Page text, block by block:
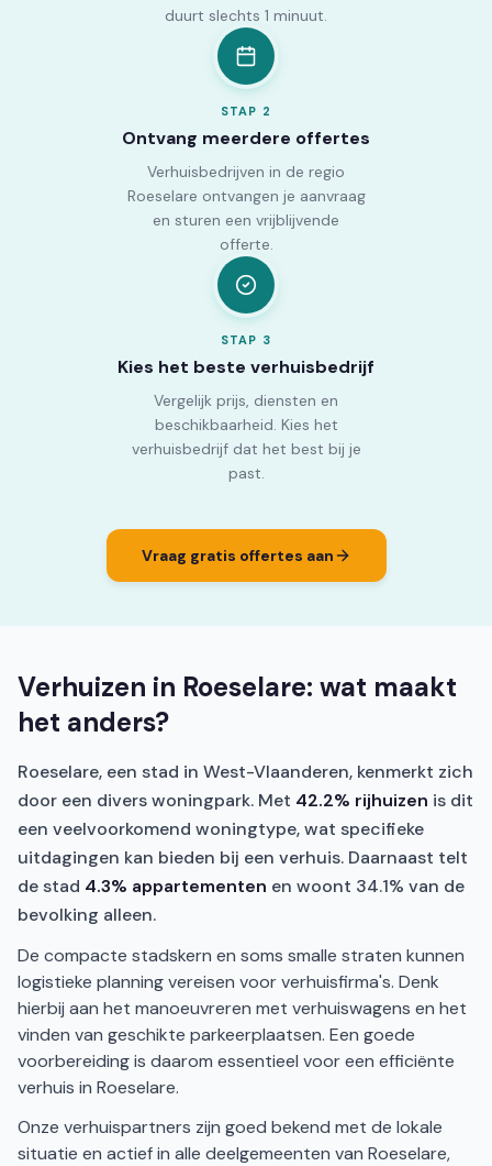
duurt slechts 1 minuut.
STAP 2
Ontvang meerdere offertes
Verhuisbedrijven in de regio
Roeselare ontvangen je aanvraag
en sturen een vrijblijvende
offerte.
STAP 3
Kies het beste verhuisbedrijf
Vergelijk prijs, diensten en
beschikbaarheid. Kies het
verhuisbedrijf dat het best bij je
past.
Vraag gratis offertes aan
Verhuizen in Roeselare: wat maakt
het anders?
Roeselare, een stad in West-Vlaanderen, kenmerkt zich
door een divers woningpark. Met 42.2% rijhuizen is dit
een veelvoorkomend woningtype, wat specifieke
uitdagingen kan bieden bij een verhuis. Daarnaast telt
de stad 4.3% appartementen en woont 34.1% van de
bevolking alleen.
De compacte stadskern en soms smalle straten kunnen
logistieke planning vereisen voor verhuisfirma's. Denk
hierbij aan het manoeuvreren met verhuiswagens en het
vinden van geschikte parkeerplaatsen. Een goede
voorbereiding is daarom essentieel voor een efficiënte
verhuis in Roeselare.
Onze verhuispartners zijn goed bekend met de lokale
situatie en actief in alle deelgemeenten van Roeselare,